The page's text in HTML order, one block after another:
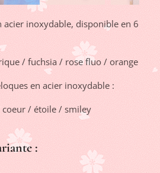
acier inoxydable, disponible en 6
/ fuchsia / rose fluo / orange
en acier inoxydable :
/ étoile / smiley
: